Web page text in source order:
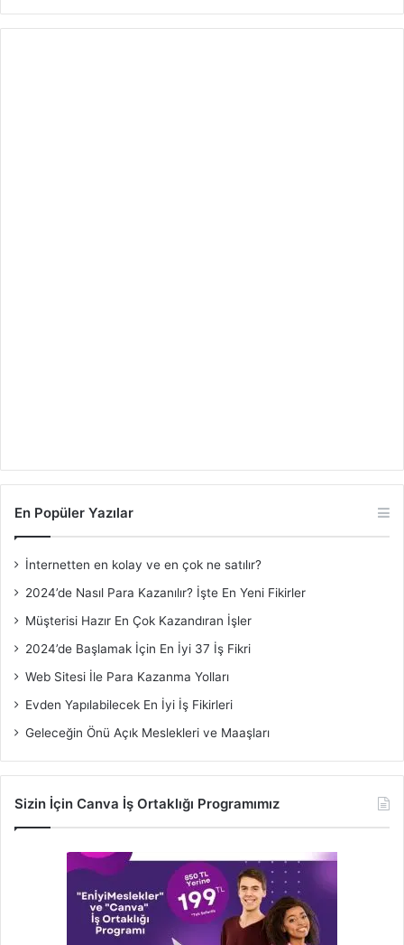
En Popüler Yazılar
İnternetten en kolay ve en çok ne satılır?
2024’de Nasıl Para Kazanılır? İşte En Yeni Fikirler
Müşterisi Hazır En Çok Kazandıran İşler
2024’de Başlamak İçin En İyi 37 İş Fikri
Web Sitesi İle Para Kazanma Yolları
Evden Yapılabilecek En İyi İş Fikirleri
Geleceğin Önü Açık Meslekleri ve Maaşları
Sizin İçin Canva İş Ortaklığı Programımız